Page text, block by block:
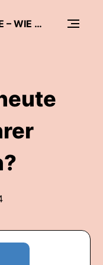
F.A.Z. BERUF & CHANCE – WIE ARBEIT GLÜCKLICH MACHT